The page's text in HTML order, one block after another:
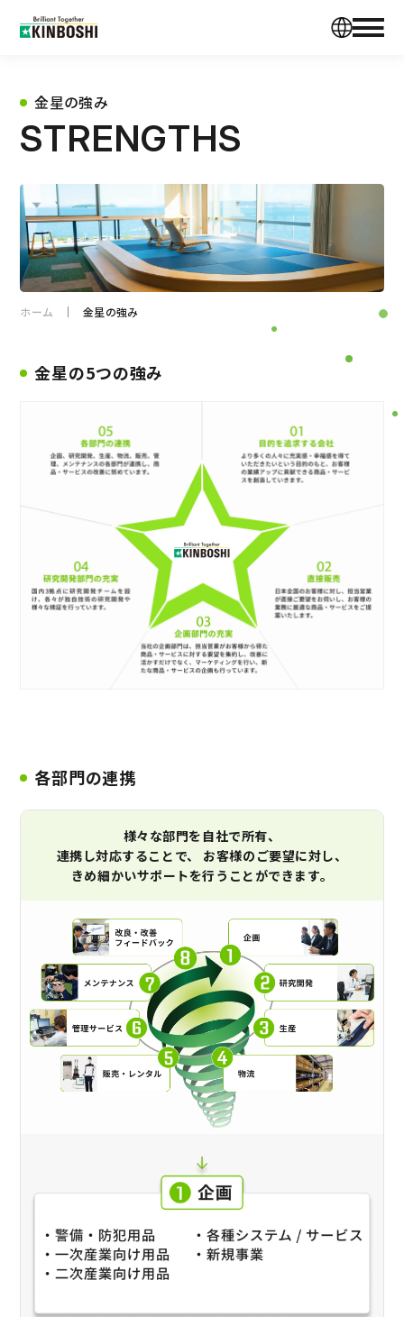
金星の強み
STRENGTHS
ホーム 金星の強み
金星の5つの強み
各部門の連携
様々な部門を自社で所有、
連携し対応することで、
お客様のご要望に対し、
きめ細かいサポートを行うことができます。